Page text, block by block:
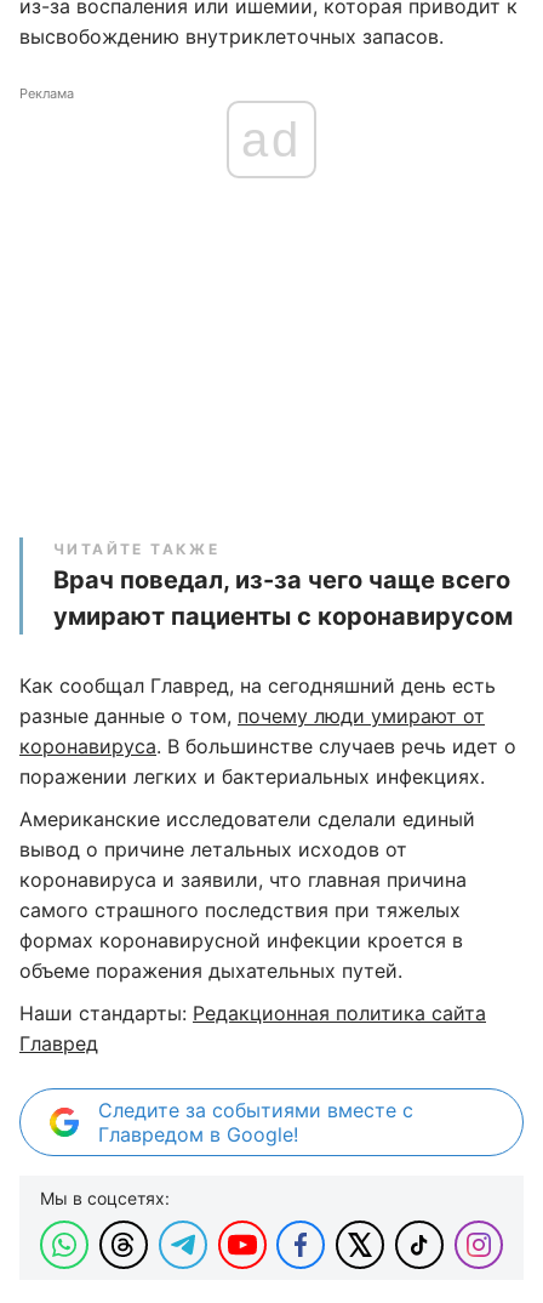
из-за воспаления или ишемии, которая приводит к
высвобождению внутриклеточных запасов.
Реклама
ad
ЧИТАЙТЕ ТАКЖЕ
Врач поведал, из-за чего чаще всего
умирают пациенты с коронавирусом
Как сообщал Главред, на сегодняшний день есть
разные данные о том, почему люди умирают от
коронавируса. В большинстве случаев речь идет о
поражении легких и бактериальных инфекциях.
Американские исследователи сделали единый
вывод о причине летальных исходов от
коронавируса и заявили, что главная причина
самого страшного последствия при тяжелых
формах коронавирусной инфекции кроется в
объеме поражения дыхательных путей.
Наши стандарты: Редакционная политика сайта
Главред
Следите за событиями вместе с
Главредом в Google!
Мы в соцсетях: